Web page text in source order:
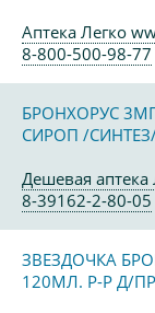
Аптека Легко
8-800-500-98-77
БРОНХОРУС
СИРОП /
Дешевая
8-39162-2-80-05
ЗВЕЗДОЧКА
120МЛ. Р-Р Д/